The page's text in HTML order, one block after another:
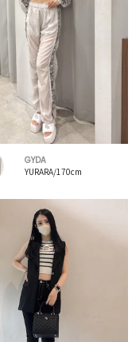
GYDA
YURARA/170cm